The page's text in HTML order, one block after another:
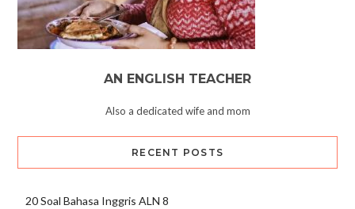
AN ENGLISH TEACHER
Also a dedicated wife and mom
RECENT POSTS
20 Soal Bahasa Inggris ALN 8